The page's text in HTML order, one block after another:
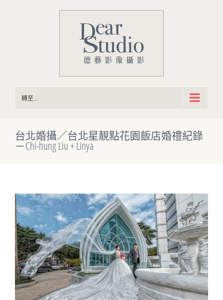
轉至...
台北婚攝／台北星靚點花園飯店婚禮紀錄
－Chi-hung Liu + Linya
View
Larger
Image